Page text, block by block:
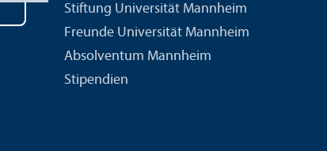
Stiftung Universität Mannheim
Freunde Universität Mannheim
Absolventum Mannheim
Stipendien